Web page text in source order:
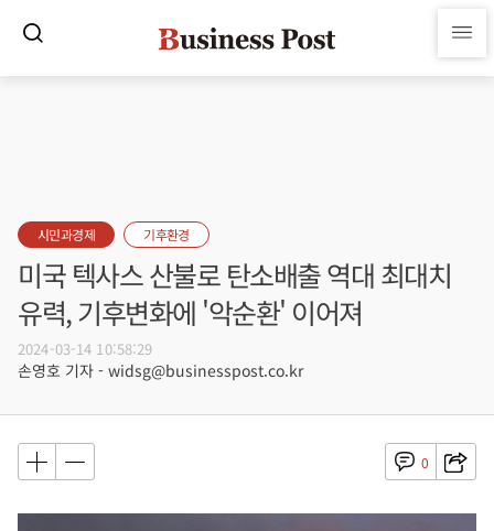
시민과경제 기후환경
미국 텍사스 산불로 탄소배출 역대 최대치
유력, 기후변화에 '악순환' 이어져
2024-03-14 10:58:29
손영호 기자 - widsg@businesspost.co.kr
0